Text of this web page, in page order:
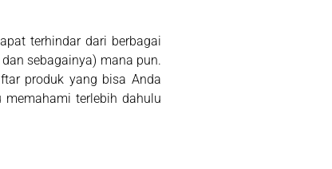
terhindar dari berbagai
sebagainya) mana pun.
produk yang bisa Anda
terlebih dahulu